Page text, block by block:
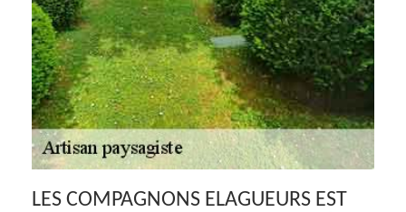
LES COMPAGNONS ELAGUEURS EST